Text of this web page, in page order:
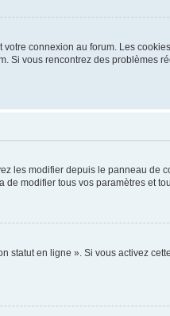
connexion au forum. Les
Si vous rencontrez des problèmes
les modifier depuis le panneau de
modifier tous vos paramètres et
statut en ligne ». Si vous activez